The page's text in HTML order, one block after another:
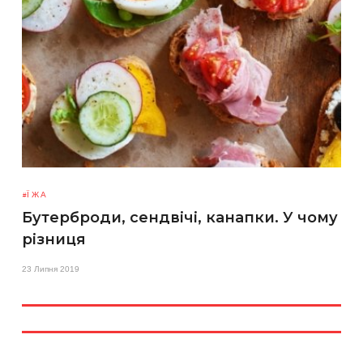
ЇЖА
Бутерброди, сендвічі, канапки. У чому
різниця
23 Липня 2019